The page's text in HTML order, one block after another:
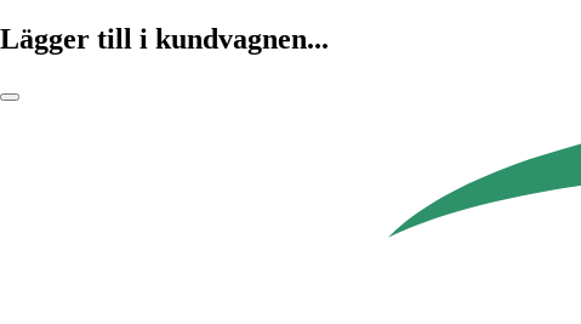
Lägger till i kundvagnen...